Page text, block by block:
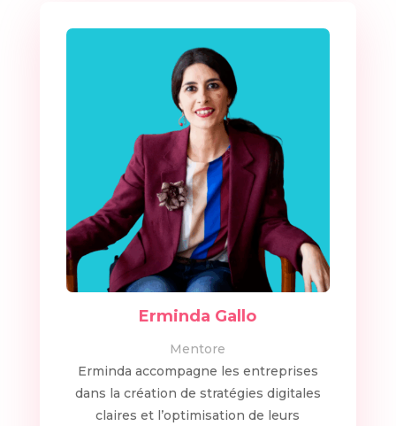
Erminda Gallo
Mentore
Erminda accompagne les entreprises
dans la création de stratégies digitales
claires et l’optimisation de leurs